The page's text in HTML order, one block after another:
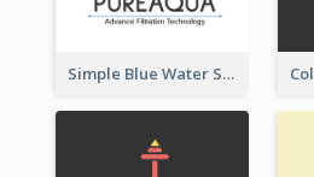
Simple Blue Water Splash Logo